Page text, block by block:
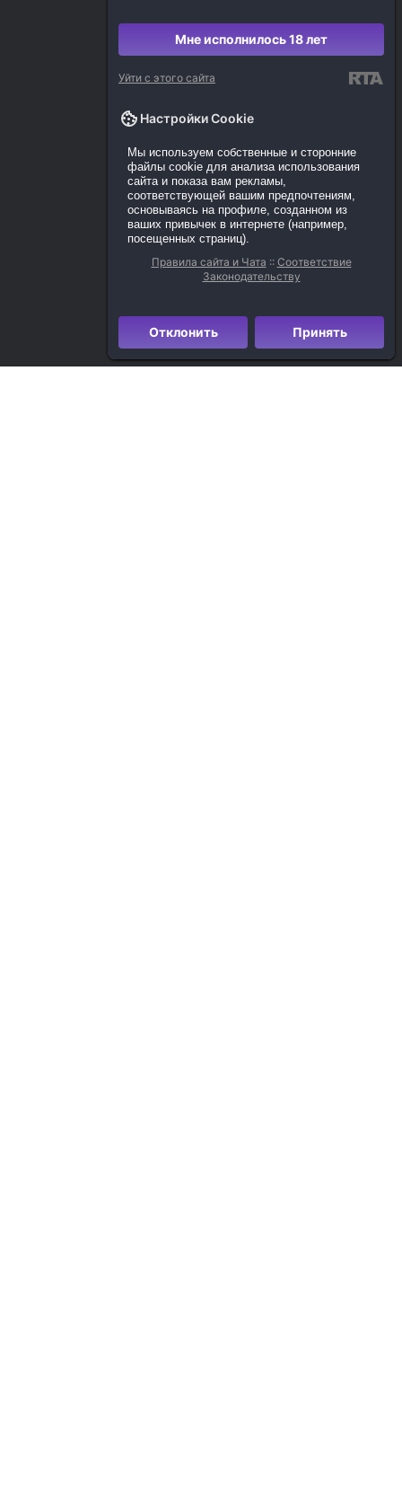
Мне исполнилось 18 лет
Уйти с этого сайта
Настройки Cookie
Мы используем собственные и сторонние
файлы cookie для анализа использования
сайта и показа вам рекламы,
соответствующей вашим предпочтениям,
основываясь на профиле, созданном из
ваших привычек в интернете (например,
посещенных страниц).
Правила сайта и Чата :: Соответствие
Законодательству
Отклонить Принять